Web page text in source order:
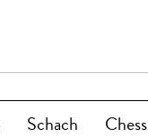
Schach Chess